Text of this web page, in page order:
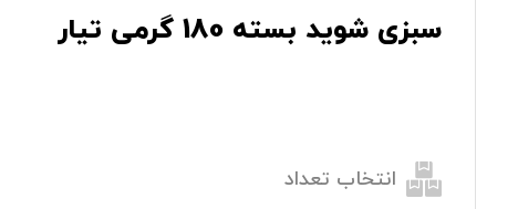
سبزی شوید بسته 180 گرمی تیار
انتخاب تعداد